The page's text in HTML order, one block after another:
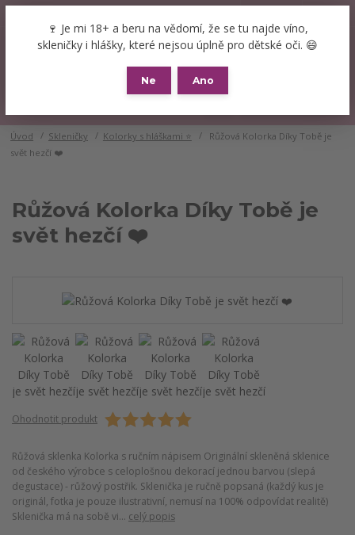
🍷 Je mi 18+ a beru na vědomí, že se tu najde víno,
skleničky i hlášky, které nejsou úplně pro dětské oči. 😄
Ne
Ano
0 Kč
Úvod Skleničky Kolorky s hláškami ⭐
Růžová Kolorka Díky Tobě je
svět hezčí ❤️
Růžová Kolorka Díky Tobě je
svět hezčí ❤️
Ohodnotit produkt
Růžová sklenka Kolorka s ručním nápisem Originální skleněná sklenice
od českého výrobce s celoplošnou dekorací jednou barvou (slepá
degustace) - růžový postřik. Sklenička je ručně popsaná (každý kus je
originál, fotka je pouze ilustrativní, nemusí na 100% odpovídat realitě)
Sklenička má na sobě vi... celý popis